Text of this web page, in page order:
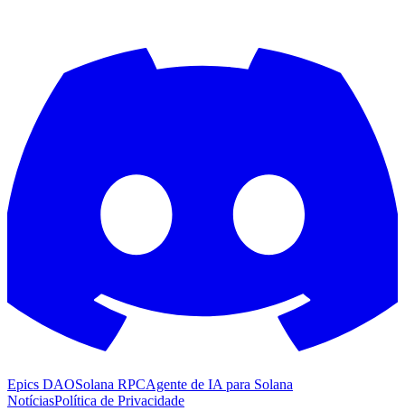
Epics DAOSolana RPCAgente de IA para Solana
NotíciasPolítica de Privacidade